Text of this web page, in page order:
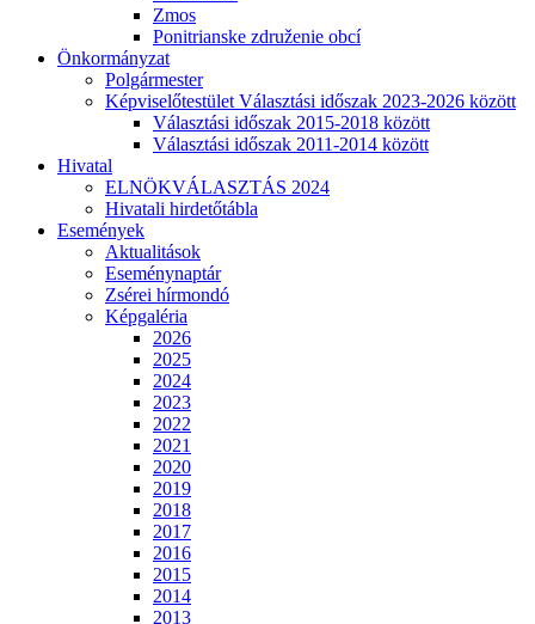
Zmos
Ponitrianske združenie obcí
Önkormányzat
Polgármester
Képviselőtestület Választási időszak 2023-2026 között
Választási időszak 2015-2018 között
Választási időszak 2011-2014 között
Hivatal
ELNÖKVÁLASZTÁS 2024
Hivatali hirdetőtábla
Események
Aktualitások
Eseménynaptár
Zsérei hírmondó
Képgaléria
2026
2025
2024
2023
2022
2021
2020
2019
2018
2017
2016
2015
2014
2013